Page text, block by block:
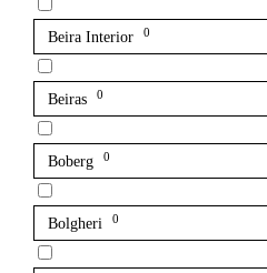
Beira Interior 0
Beiras 0
Boberg 0
Bolgheri 0